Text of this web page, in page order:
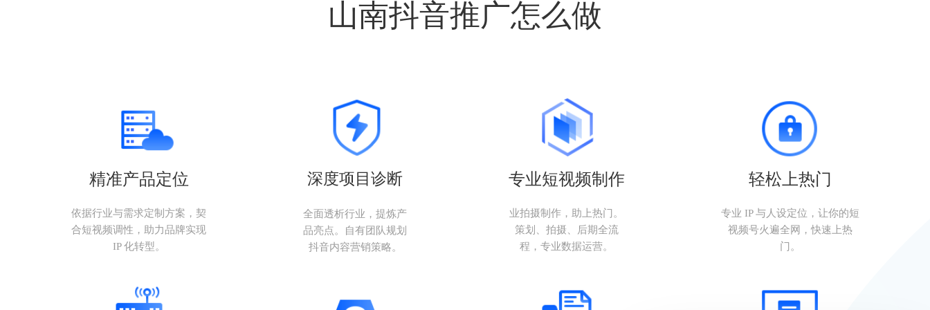
山南抖音推广怎么做
精准产品定位
依据行业与需求定制方案，契
合短视频调性，助力品牌实现
IP 化转型。
深度项目诊断
全面透析行业，提炼产
品亮点。自有团队规划
抖音内容营销策略。
专业短视频制作
业拍摄制作，助上热门。
策划、拍摄、后期全流
程，专业数据运营。
轻松上热门
专业 IP 与人设定位，让你的短
视频号火遍全网，快速上热
门。